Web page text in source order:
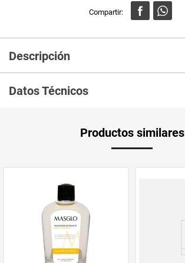
Descripción
Datos Técnicos
Productos similares